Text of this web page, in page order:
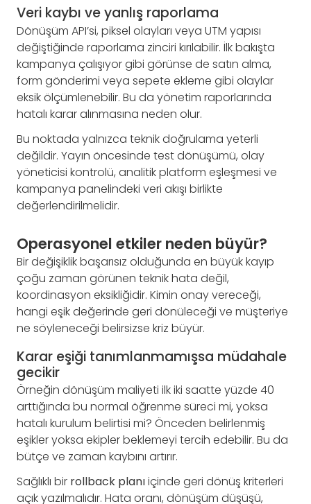
Veri kaybı ve yanlış raporlama
Dönüşüm API’si, piksel olayları veya UTM yapısı
değiştiğinde raporlama zinciri kırılabilir. İlk bakışta
kampanya çalışıyor gibi görünse de satın alma,
form gönderimi veya sepete ekleme gibi olaylar
eksik ölçümlenebilir. Bu da yönetim raporlarında
hatalı karar alınmasına neden olur.
Bu noktada yalnızca teknik doğrulama yeterli
değildir. Yayın öncesinde test dönüşümü, olay
yöneticisi kontrolü, analitik platform eşleşmesi ve
kampanya panelindeki veri akışı birlikte
değerlendirilmelidir.
Operasyonel etkiler neden büyür?
Bir değişiklik başarısız olduğunda en büyük kayıp
çoğu zaman görünen teknik hata değil,
koordinasyon eksikliğidir. Kimin onay vereceği,
hangi eşik değerinde geri dönüleceği ve müşteriye
ne söyleneceği belirsizse kriz büyür.
Karar eşiği tanımlanmamışsa müdahale
gecikir
Örneğin dönüşüm maliyeti ilk iki saatte yüzde 40
arttığında bu normal öğrenme süreci mi, yoksa
hatalı kurulum belirtisi mi? Önceden belirlenmiş
eşikler yoksa ekipler beklemeyi tercih edebilir. Bu da
bütçe ve zaman kaybını artırır.
Sağlıklı bir rollback planıiçinde geri dönüş kriterleri
açık yazılmalıdır. Hata oranı, dönüşüm düşüşü,